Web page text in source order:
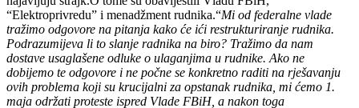
“Elektroprivredu” i menadžment rudnika.“Mi od federalne vlade
tražimo odgovore na pitanja kako će ići restrukturiranje rudnika.
Podrazumijeva li to slanje radnika na biro? Tražimo da nam
dostave usaglašene odluke o ulaganjima u rudnike. Ako ne
dobijemo te odgovore i ne počne se konkretno raditi na rješavanju
ovih problema koji su krucijalni za opstanak rudnika, mi ćemo 1.
maja održati proteste ispred Vlade FBiH, a nakon toga